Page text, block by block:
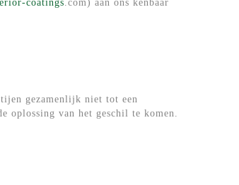
coatings.com) aan ons kenbaar
gezamenlijk niet tot een
oplossing van het geschil te komen.